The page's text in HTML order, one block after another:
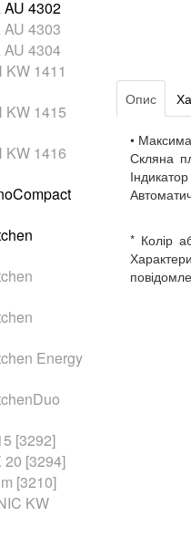
AU 4302
AU 4303
AU 4304
KW 1411
KW 1415
KW 1416
Energy
[3292]
20 [3294]
[3210]
KW
Опис
•
Скляна
* Колір